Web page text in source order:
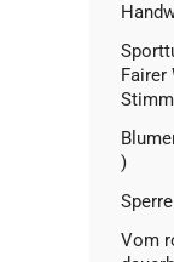
Fairer
)
Vom